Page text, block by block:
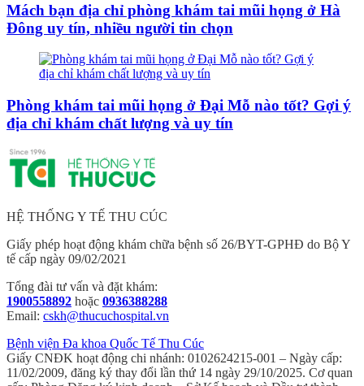
Mách bạn địa chỉ phòng khám tai mũi họng ở Hà
Đông uy tín, nhiều người tin chọn
Phòng khám tai mũi họng ở Đại Mỗ nào tốt? Gợi ý
địa chỉ khám chất lượng và uy tín
HỆ THỐNG Y TẾ THU CÚC
Giấy phép hoạt động khám chữa bệnh số 26/BYT-GPHĐ do Bộ Y
tế cấp ngày 09/02/2021
Tổng đài tư vấn và đặt khám:
1900558892 hoặc 0936388288
Email: cskh@thucuchospital.vn
Bệnh viện Đa khoa Quốc Tế Thu Cúc
Giấy CNĐK hoạt động chi nhánh: 0102624215-001 – Ngày cấp:
11/02/2009, đăng ký thay đổi lần thứ 14 ngày 29/10/2025. Cơ quan